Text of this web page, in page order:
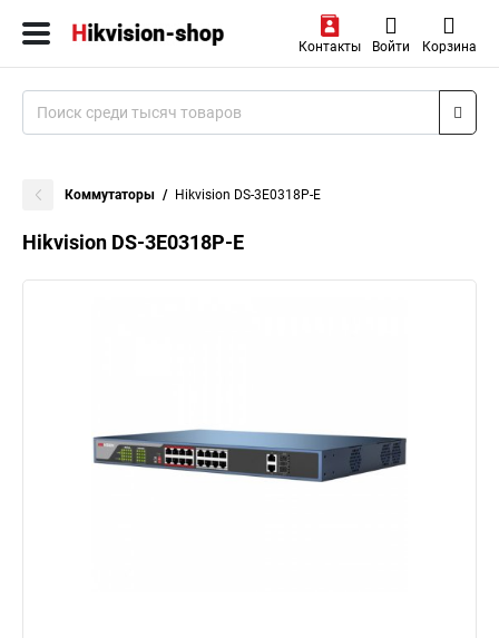
Контакты Войти Корзина
Коммутаторы Hikvision DS-3E0318P-E
Hikvision DS-3E0318P-E